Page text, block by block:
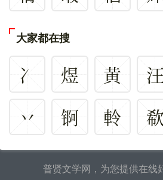
大家都在搜
冫 煜 黄 汪
丷
锕 軨 欷
普贤文学网，为您提供在线